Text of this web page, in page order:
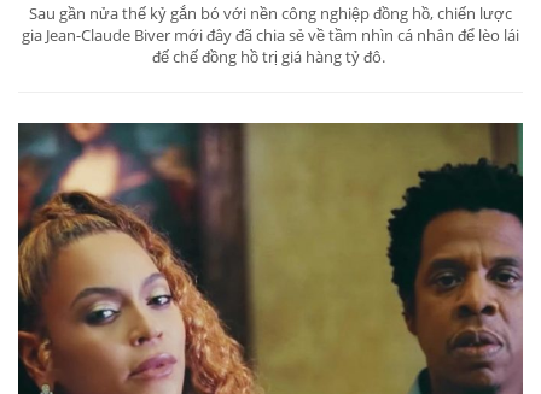
Sau gần nửa thế kỷ gắn bó với nền công nghiệp đồng hồ, chiến lược
gia Jean-Claude Biver mới đây đã chia sẻ về tầm nhìn cá nhân để lèo lái
đế chế đồng hồ trị giá hàng tỷ đô.